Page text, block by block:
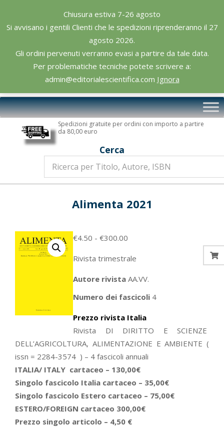
Chiusura estiva 7-26 agosto
Si avvisano i gentili Clienti che le spedizioni riprenderanno il 27
agosto 2026.
Gli ordini pervenuti verranno evasi a partire da tale data.
Per problematiche tecniche potete scrivere a:
admin@editorialescientifica.com Ignora
content
Editoriale
Scientifica
Primary
Navigation
Spedizioni gratuite per ordini con importo a partire
da 80,00 euro
Cerca
Alimenta 2021
€4.50 - €300.00
prezzo:
da
a
€300.00
Rivista trimestrale
Autore rivista AA.VV.
Numero dei fascicoli 4
Prezzo rivista Italia
Rivista DI DIRITTO E SCIENZE
DELL’AGRICOLTURA, ALIMENTAZIONE E AMBIENTE (
issn = 2284-3574 ) – 4 fascicoli annuali
ITALIA/ ITALY cartaceo – 130,00€
Singolo fascicolo Italia cartaceo – 35,00€
Singolo fascicolo Estero cartaceo – 75,00€
ESTERO/FOREIGN cartaceo 300,00€
Prezzo singolo articolo – 4,50 €